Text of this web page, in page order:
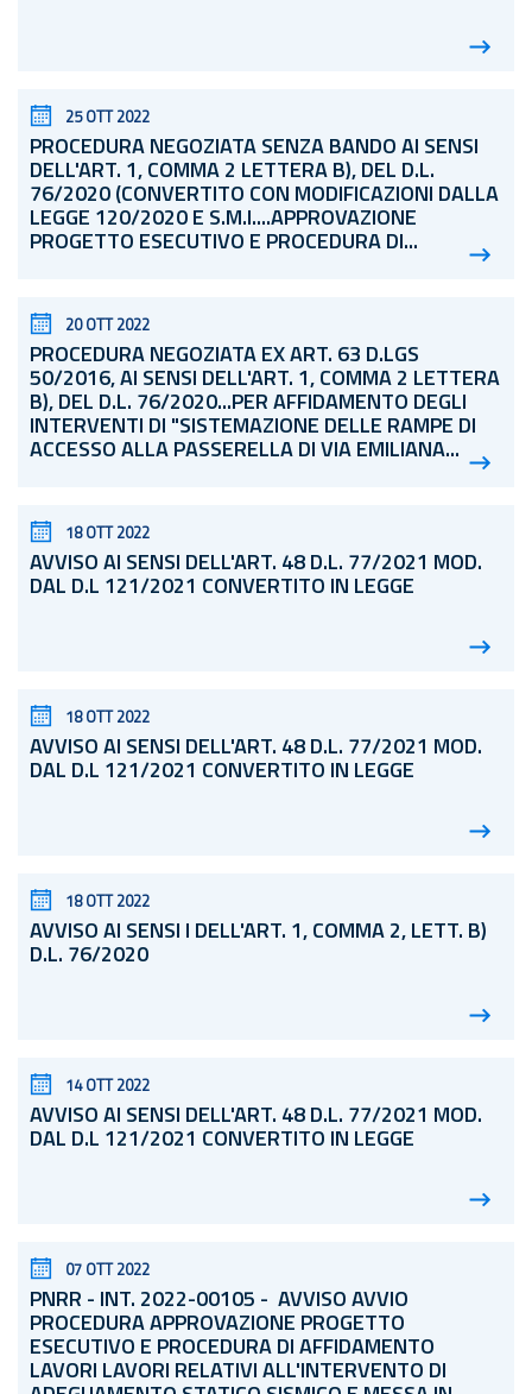
25 OTT 2022
PROCEDURA NEGOZIATA SENZA BANDO AI SENSI
DELL'ART. 1, COMMA 2 LETTERA B), DEL D.L.
76/2020 (CONVERTITO CON MODIFICAZIONI DALLA
LEGGE 120/2020 E S.M.I....APPROVAZIONE
PROGETTO ESECUTIVO E PROCEDURA DI...
20 OTT 2022
PROCEDURA NEGOZIATA EX ART. 63 D.LGS
50/2016, AI SENSI DELL'ART. 1, COMMA 2 LETTERA
B), DEL D.L. 76/2020...PER AFFIDAMENTO DEGLI
INTERVENTI DI "SISTEMAZIONE DELLE RAMPE DI
ACCESSO ALLA PASSERELLA DI VIA EMILIANA...
18 OTT 2022
AVVISO AI SENSI DELL'ART. 48 D.L. 77/2021 MOD.
DAL D.L 121/2021 CONVERTITO IN LEGGE
18 OTT 2022
AVVISO AI SENSI DELL'ART. 48 D.L. 77/2021 MOD.
DAL D.L 121/2021 CONVERTITO IN LEGGE
18 OTT 2022
AVVISO AI SENSI I DELL'ART. 1, COMMA 2, LETT. B)
D.L. 76/2020
14 OTT 2022
AVVISO AI SENSI DELL'ART. 48 D.L. 77/2021 MOD.
DAL D.L 121/2021 CONVERTITO IN LEGGE
07 OTT 2022
PNRR - INT. 2022-00105 - AVVISO AVVIO
PROCEDURA APPROVAZIONE PROGETTO
ESECUTIVO E PROCEDURA DI AFFIDAMENTO
LAVORI LAVORI RELATIVI ALL'INTERVENTO DI